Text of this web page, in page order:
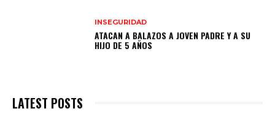
INSEGURIDAD
ATACAN A BALAZOS A JOVEN PADRE Y A SU
HIJO DE 5 AÑOS
LATEST POSTS